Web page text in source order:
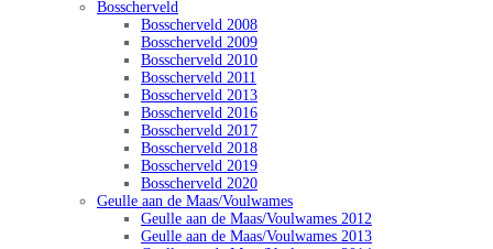
Bosscherveld
Bosscherveld 2008
Bosscherveld 2009
Bosscherveld 2010
Bosscherveld 2011
Bosscherveld 2013
Bosscherveld 2016
Bosscherveld 2017
Bosscherveld 2018
Bosscherveld 2019
Bosscherveld 2020
Geulle aan de Maas/Voulwames
Geulle aan de Maas/Voulwames 2012
Geulle aan de Maas/Voulwames 2013